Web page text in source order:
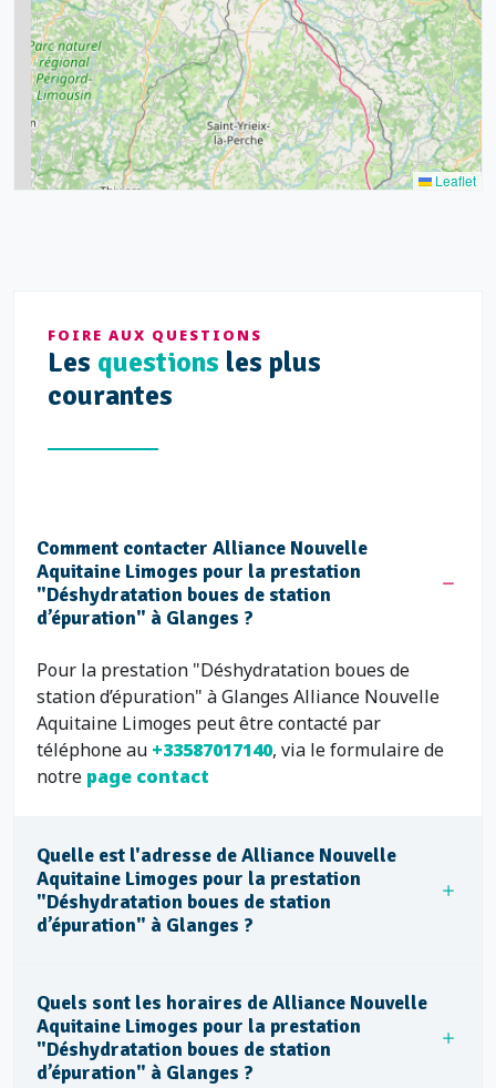
9
2
3
11
5
7
Leaflet
FOIRE AUX QUESTIONS
Les questions les plus
courantes
Comment contacter Alliance Nouvelle
Aquitaine Limoges pour la prestation
"Déshydratation boues de station
d’épuration" à Glanges ?
Pour la prestation "Déshydratation boues de
station d’épuration" à Glanges Alliance Nouvelle
Aquitaine Limoges peut être contacté par
téléphone au +33587017140, via le formulaire de
notre page contact
Quelle est l'adresse de Alliance Nouvelle
Aquitaine Limoges pour la prestation
"Déshydratation boues de station
d’épuration" à Glanges ?
Quels sont les horaires de Alliance Nouvelle
Aquitaine Limoges pour la prestation
"Déshydratation boues de station
d’épuration" à Glanges ?